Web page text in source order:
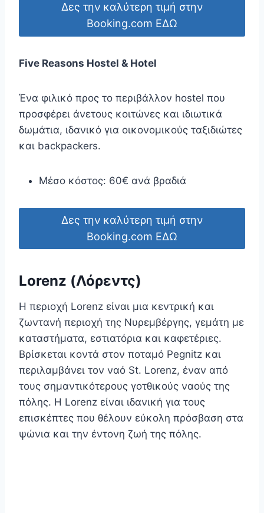
Δες την καλύτερη τιμή στην
Booking.com ΕΔΩ
Five Reasons Hostel & Hotel
Ένα φιλικό προς το περιβάλλον hostel που
προσφέρει άνετους κοιτώνες και ιδιωτικά
δωμάτια, ιδανικό για οικονομικούς ταξιδιώτες
και backpackers.
Μέσο κόστος: 60€ ανά βραδιά
Δες την καλύτερη τιμή στην
Booking.com ΕΔΩ
Lorenz (Λόρεντς)
Η περιοχή Lorenz είναι μια κεντρική και
ζωντανή περιοχή της Νυρεμβέργης, γεμάτη με
καταστήματα, εστιατόρια και καφετέριες.
Βρίσκεται κοντά στον ποταμό Pegnitz και
περιλαμβάνει τον ναό St. Lorenz, έναν από
τους σημαντικότερους γοτθικούς ναούς της
πόλης. Η Lorenz είναι ιδανική για τους
επισκέπτες που θέλουν εύκολη πρόσβαση στα
ψώνια και την έντονη ζωή της πόλης.